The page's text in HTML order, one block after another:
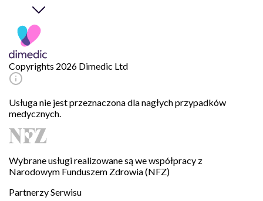
Copyrights 2026 Dimedic Ltd
Usługa nie jest przeznaczona dla nagłych przypadków
medycznych.
Wybrane usługi realizowane są we współpracy z
Narodowym Funduszem Zdrowia (NFZ)
Partnerzy Serwisu